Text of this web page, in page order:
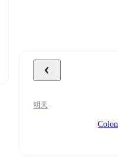
明天
Colon